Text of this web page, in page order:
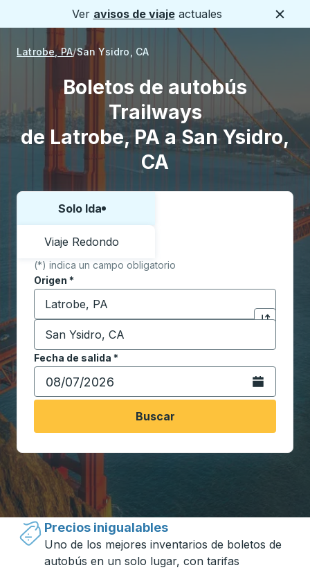
Ver avisos de viajeactuales
Latrobe, PA San Ysidro, CA
Boletos de autobús
Trailways
de Latrobe, PA a San Ysidro,
CA
Elija una forma o viaje de ida y vuelta:
Solo Ida
Viaje Redondo
(*) indica un campo obligatorio
Origen *
Comience a escribir la ciudad de origen para abrir
Haga clic
Destino *
Comience a escribir la ciudad de destino para
Fecha de salida *
Escriba la fecha en formato de fecha Barra diagonal
Abra el
Buscar
Viajar hecho simple con Trailways
Precios inigualables
Uno de los mejores inventarios de boletos de
autobús en un solo lugar, con tarifas